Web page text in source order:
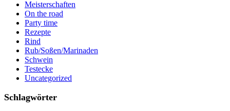
Meisterschaften
On the road
Party time
Rezepte
Rind
Rub/Soßen/Marinaden
Schwein
Testecke
Uncategorized
Schlagwörter